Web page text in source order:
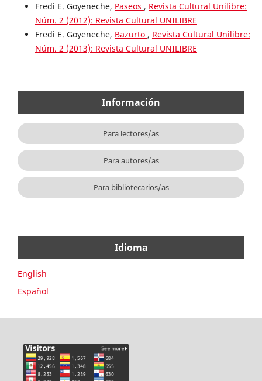
Fredi E. Goyeneche, Paseos , Revista Cultural Unilibre:
Núm. 2 (2012): Revista Cultural UNILIBRE
Fredi E. Goyeneche, Bazurto , Revista Cultural Unilibre:
Núm. 2 (2013): Revista Cultural UNILIBRE
Información
Para lectores/as
Para autores/as
Para bibliotecarios/as
Idioma
English
Español